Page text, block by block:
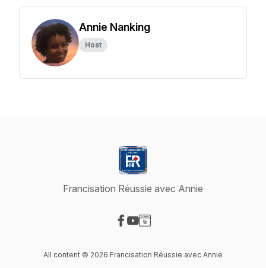
Annie Nanking
Host
Francisation Réussie avec Annie
All content © 2026 Francisation Réussie avec Annie